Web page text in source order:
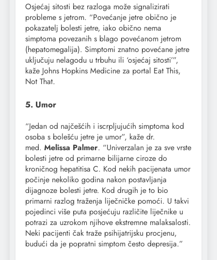
Osjećaj sitosti bez razloga može signalizirati
probleme s jetrom. “Povećanje jetre obično je
pokazatelj bolesti jetre, iako obično nema
simptoma povezanih s blago povećanom jetrom
(hepatomegalija). Simptomi znatno povećane jetre
uključuju nelagodu u trbuhu ili ‘osjećaj sitosti’”,
kaže Johns Hopkins Medicine za portal Eat This,
Not That.
5. Umor
“Jedan od najčešćih i iscrpljujućih simptoma kod
osoba s bolešću jetre je umor”, kaže dr.
med. Melissa Palmer. “Univerzalan je za sve vrste
bolesti jetre od primarne bilijarne ciroze do
kroničnog hepatitisa C. Kod nekih pacijenata umor
počinje nekoliko godina nakon postavljanja
dijagnoze bolesti jetre. Kod drugih je to bio
primarni razlog traženja liječničke pomoći. U takvi
pojedinci više puta posjećuju različite liječnike u
potrazi za uzrokom njihove ekstremne malaksalosti.
Neki pacijenti čak traže psihijatrijsku procjenu,
budući da je popratni simptom često depresija.”